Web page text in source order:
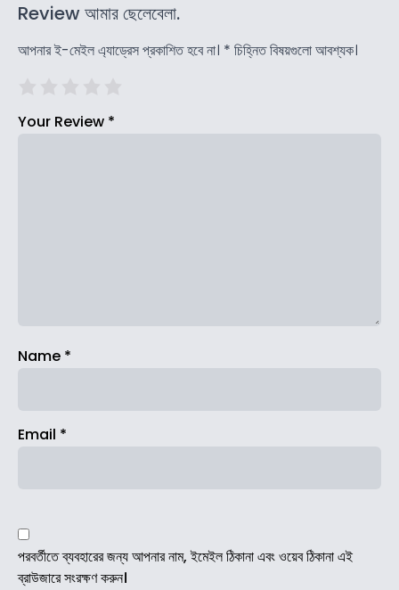
Review আমার ছেলেবেলা.
আপনার ই-মেইল এ্যাড্রেস প্রকাশিত হবে না। * চিহ্নিত বিষয়গুলো আবশ্যক।
Your Review *
Name *
Email *
পরবর্তীতে ব্যবহারের জন্য আপনার নাম, ইমেইল ঠিকানা এবং ওয়েব ঠিকানা এই
ব্রাউজারে সংরক্ষণ করুন।